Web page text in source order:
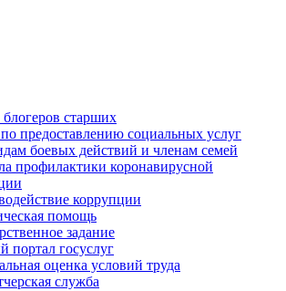
старших
предоставлению социальных услуг
боевых действий и членам семей
профилактики коронавирусной
коррупции
помощь
задание
портал госуслуг
оценка условий труда
служба